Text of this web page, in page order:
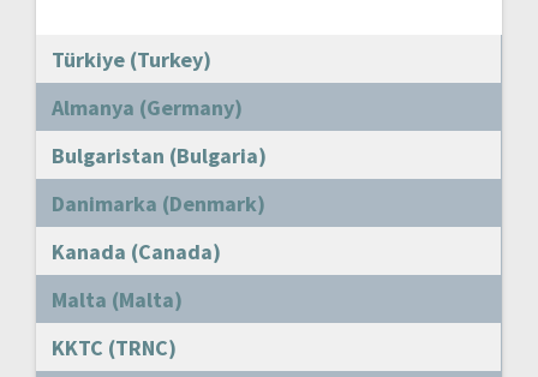
Türkiye (Turkey)
Almanya (Germany)
Bulgaristan (Bulgaria)
Danimarka (Denmark)
Kanada (Canada)
Malta (Malta)
KKTC (TRNC)